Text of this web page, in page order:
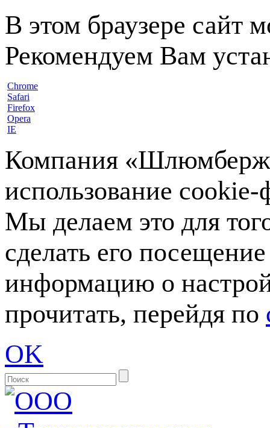
В этом браузере сайт
Рекомендуем Вам
Chrome
Safari
Firefox
Opera
IE
Компания
использование
Мы делаем это для
сделать его
информацию о
прочитать, перейдя по
OK